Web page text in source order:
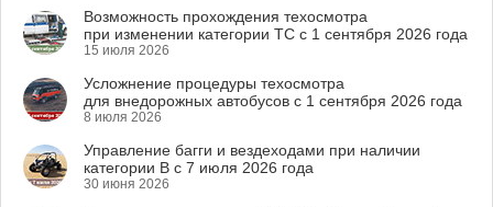
Возможность прохождения техосмотра
при изменении категории ТС с 1 сентября 2026 года
15 июля 2026
Усложнение процедуры техосмотра
для внедорожных автобусов с 1 сентября 2026 года
8 июля 2026
Управление багги и вездеходами при наличии
категории B с 7 июля 2026 года
30 июня 2026